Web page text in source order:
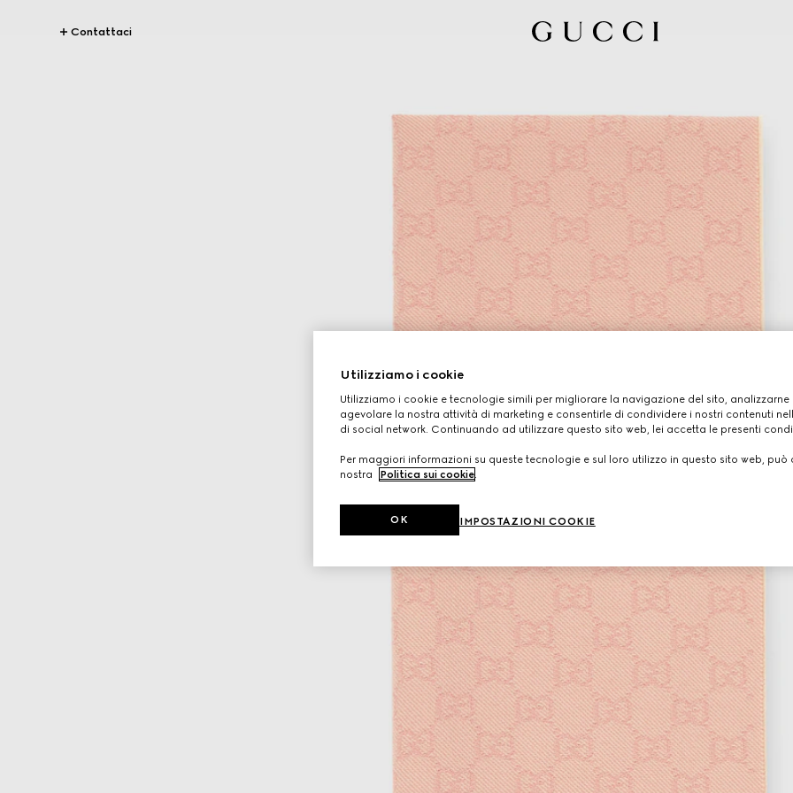
Contattaci
Utilizziamo i cookie
Utilizziamo i cookie e tecnologie simili per migliorare la navigazione del sito, analizzarne
agevolare la nostra attività di marketing e consentirle di condividere i nostri contenuti
di social network. Continuando ad utilizzare questo sito web, lei accetta le presenti
Per maggiori informazioni su queste tecnologie e sul loro utilizzo in questo sito web, può
nostra
Politica sui cookie.
IMPOSTAZIONI COOKIE
OK